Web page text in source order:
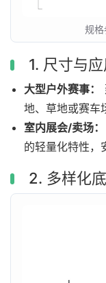
规格
1. 尺寸与
大型户外赛事：
地、草地或赛车
室内展会/卖场：
的轻量化特性，
2. 多样化